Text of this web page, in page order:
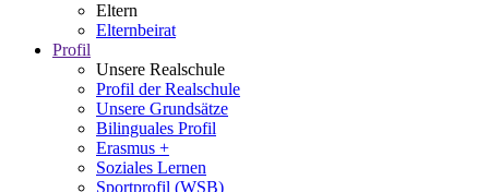
Eltern
Elternbeirat
Profil
Unsere Realschule
Profil der Realschule
Unsere Grundsätze
Bilinguales Profil
Erasmus +
Soziales Lernen
Sportprofil (WSB)